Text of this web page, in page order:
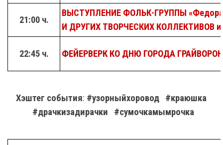
21:00 ч.
ВЫСТУПЛЕНИЕ ФОЛЬК-ГРУППЫ
И ДРУГИХ ТВОРЧЕСКИХ КОЛЛЕКТИВОВ
22:45 ч. ФЕЙЕРВЕРК КО ДНЮ ГОРОДА
Хэштег события: #узорныйхоровод #краюшка
#драчкизадирачки #сумочкамымрочка